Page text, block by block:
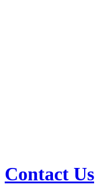
Contact Us